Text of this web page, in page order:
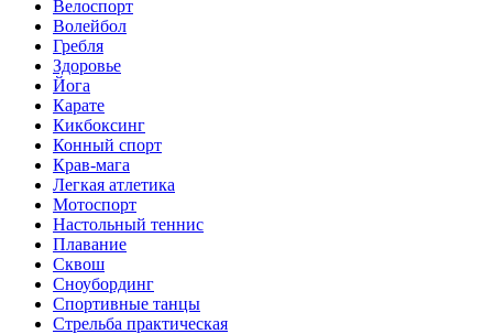
Велоспорт
Волейбол
Гребля
Здоровье
Йога
Карате
Кикбоксинг
Конный спорт
Крав-мага
Легкая атлетика
Мотоспорт
Настольный теннис
Плавание
Сквош
Сноубординг
Спортивные танцы
Стрельба практическая